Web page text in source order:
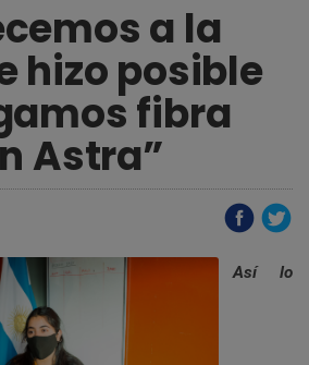
a la
hizo posible
fibra
Astra”
Así lo